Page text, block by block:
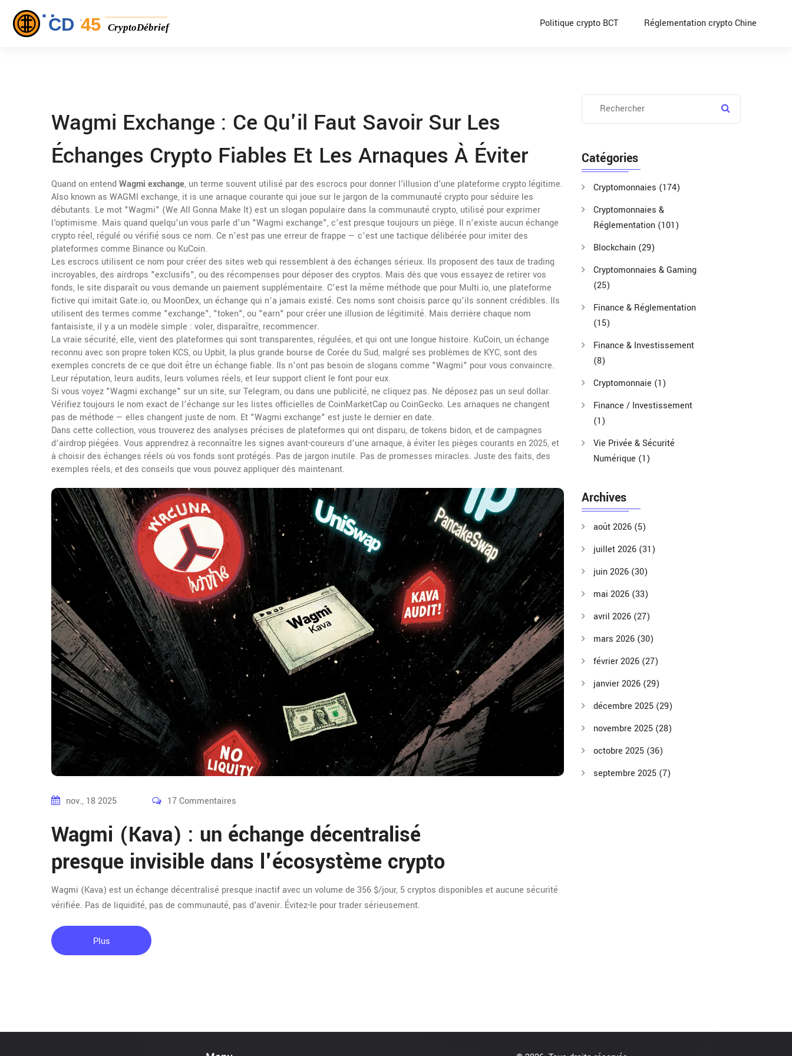
Politique crypto BCT Réglementation crypto Chine
Wagmi Exchange : Ce Qu'il Faut Savoir Sur Les
Échanges Crypto Fiables Et Les Arnaques À Éviter
Quand on entend Wagmi exchange, un terme souvent utilisé par des escrocs pour donner l'illusion d'une plateforme crypto légitime.
Also known as WAGMI exchange, it is une arnaque courante qui joue sur le jargon de la communauté crypto pour séduire les
débutants. Le mot "Wagmi" (We All Gonna Make It) est un slogan populaire dans la communauté crypto, utilisé pour exprimer
l'optimisme. Mais quand quelqu’un vous parle d’un "Wagmi exchange", c’est presque toujours un piège. Il n’existe aucun échange
crypto réel, régulé ou vérifié sous ce nom. Ce n’est pas une erreur de frappe — c’est une tactique délibérée pour imiter des
plateformes comme Binance ou KuCoin.
Les escrocs utilisent ce nom pour créer des sites web qui ressemblent à des échanges sérieux. Ils proposent des taux de trading
incroyables, des airdrops "exclusifs", ou des récompenses pour déposer des cryptos. Mais dès que vous essayez de retirer vos
fonds, le site disparaît ou vous demande un paiement supplémentaire. C’est la même méthode que pour Multi.io, une plateforme
fictive qui imitait Gate.io, ou MoonDex, un échange qui n’a jamais existé. Ces noms sont choisis parce qu’ils sonnent crédibles. Ils
utilisent des termes comme "exchange", "token", ou "earn" pour créer une illusion de légitimité. Mais derrière chaque nom
fantaisiste, il y a un modèle simple : voler, disparaître, recommencer.
La vraie sécurité, elle, vient des plateformes qui sont transparentes, régulées, et qui ont une longue histoire. KuCoin, un échange
reconnu avec son propre token KCS, ou Upbit, la plus grande bourse de Corée du Sud, malgré ses problèmes de KYC, sont des
exemples concrets de ce que doit être un échange fiable. Ils n’ont pas besoin de slogans comme "Wagmi" pour vous convaincre.
Leur réputation, leurs audits, leurs volumes réels, et leur support client le font pour eux.
Si vous voyez "Wagmi exchange" sur un site, sur Telegram, ou dans une publicité, ne cliquez pas. Ne déposez pas un seul dollar.
Vérifiez toujours le nom exact de l’échange sur les listes officielles de CoinMarketCap ou CoinGecko. Les arnaques ne changent
pas de méthode — elles changent juste de nom. Et "Wagmi exchange" est juste le dernier en date.
Dans cette collection, vous trouverez des analyses précises de plateformes qui ont disparu, de tokens bidon, et de campagnes
d’airdrop piégées. Vous apprendrez à reconnaître les signes avant-coureurs d’une arnaque, à éviter les pièges courants en 2025, et
à choisir des échanges réels où vos fonds sont protégés. Pas de jargon inutile. Pas de promesses miracles. Juste des faits, des
exemples réels, et des conseils que vous pouvez appliquer dès maintenant.
nov., 18 2025 17 Commentaires
Wagmi (Kava) : un échange décentralisé
presque invisible dans l'écosystème crypto
Wagmi (Kava) est un échange décentralisé presque inactif avec un volume de 356 $/jour, 5 cryptos disponibles et aucune sécurité
vérifiée. Pas de liquidité, pas de communauté, pas d'avenir. Évitez-le pour trader sérieusement.
Plus
Catégories
Cryptomonnaies (174)
Cryptomonnaies &
Réglementation (101)
Blockchain (29)
Cryptomonnaies & Gaming
(25)
Finance & Réglementation
(15)
Finance & Investissement
(8)
Cryptomonnaie (1)
Finance / Investissement
(1)
Vie Privée & Sécurité
Numérique (1)
Archives
août 2026 (5)
juillet 2026 (31)
juin 2026 (30)
mai 2026 (33)
avril 2026 (27)
mars 2026 (30)
février 2026 (27)
janvier 2026 (29)
décembre 2025 (29)
novembre 2025 (28)
octobre 2025 (36)
septembre 2025 (7)